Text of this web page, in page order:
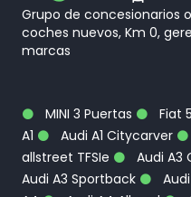
Grupo de concesionarios
coches nuevos, Km 0,
marcas
MINI 3 Puertas Fiat
A1
Audi A1 Citycarver
allstreet TFSIe
Audi A3
Audi A3 Sportback